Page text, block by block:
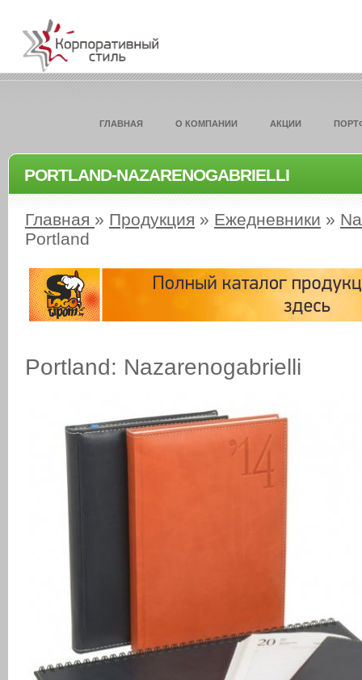
ГЛАВНАЯ О КОМПАНИИ АКЦИИ
PORTLAND-NAZARENOGABRIELLI
Главная » Продукция » Ежедневники »
Portland
Portland: Nazarenogabrielli